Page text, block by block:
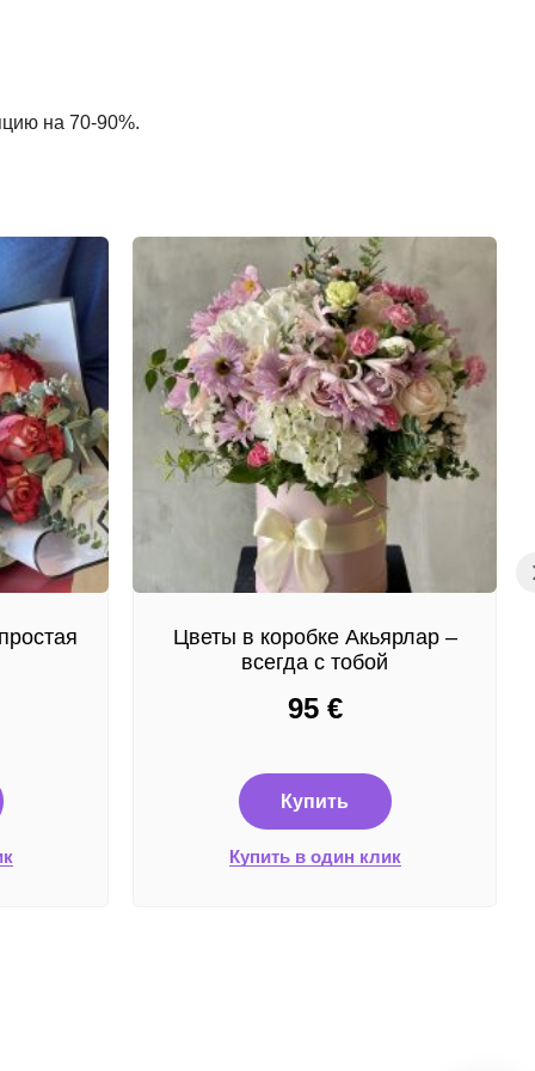
на 70-90%.
Цветы в коробке Акьярлар –
всегда с тобой
95 €
Купить
Купить в один клик